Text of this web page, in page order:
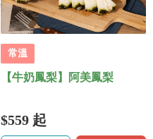
常溫
【牛奶鳳梨】阿美鳳梨
$559 起